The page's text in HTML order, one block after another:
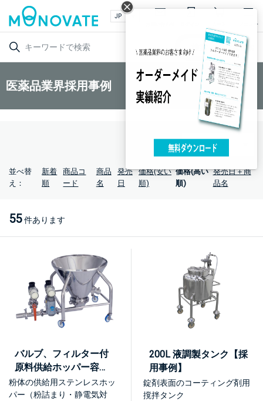
メニュー
検索 詳細検索
医薬品業界採用事例
並べ替
え：
新着
順
商品コ
ード
商品
名
発売
日
価格(安い
順)
価格(高い
順)
発売日＋商
品名
55 件あります
バルブ、フィルター付
原料供給ホッパー容器
【採用事例】
粉体の供給用ステンレスホッ
パー（粉詰まり・静電気対
200L 液調製タンク【採
用事例】
錠剤表面のコーティング剤用
撹拌タンク